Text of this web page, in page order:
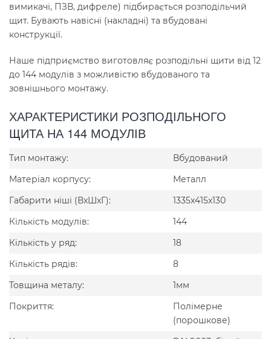
вимикачі, ПЗВ, дифреле) підбирається розподільчий
щит. Бувають навісні (накладні) та вбудовані
конструкції.
Наше підприємство виготовляє розподільні щити від 12
до 144 модулів з можливістю вбудованого та
зовнішнього монтажу.
ХАРАКТЕРИСТИКИ РОЗПОДІЛЬНОГО
ЩИТА НА 144 МОДУЛІВ
Тип монтажу:
Вбудований
Матеріал корпусу:
Металл
Габарити ніші (ВxШxГ):
1335x415x130
Кількість модулів:
144
Кількість у ряд:
18
Кількість рядів:
8
Товщина металу:
1мм
Покриття:
Полімерне
(порошкове)